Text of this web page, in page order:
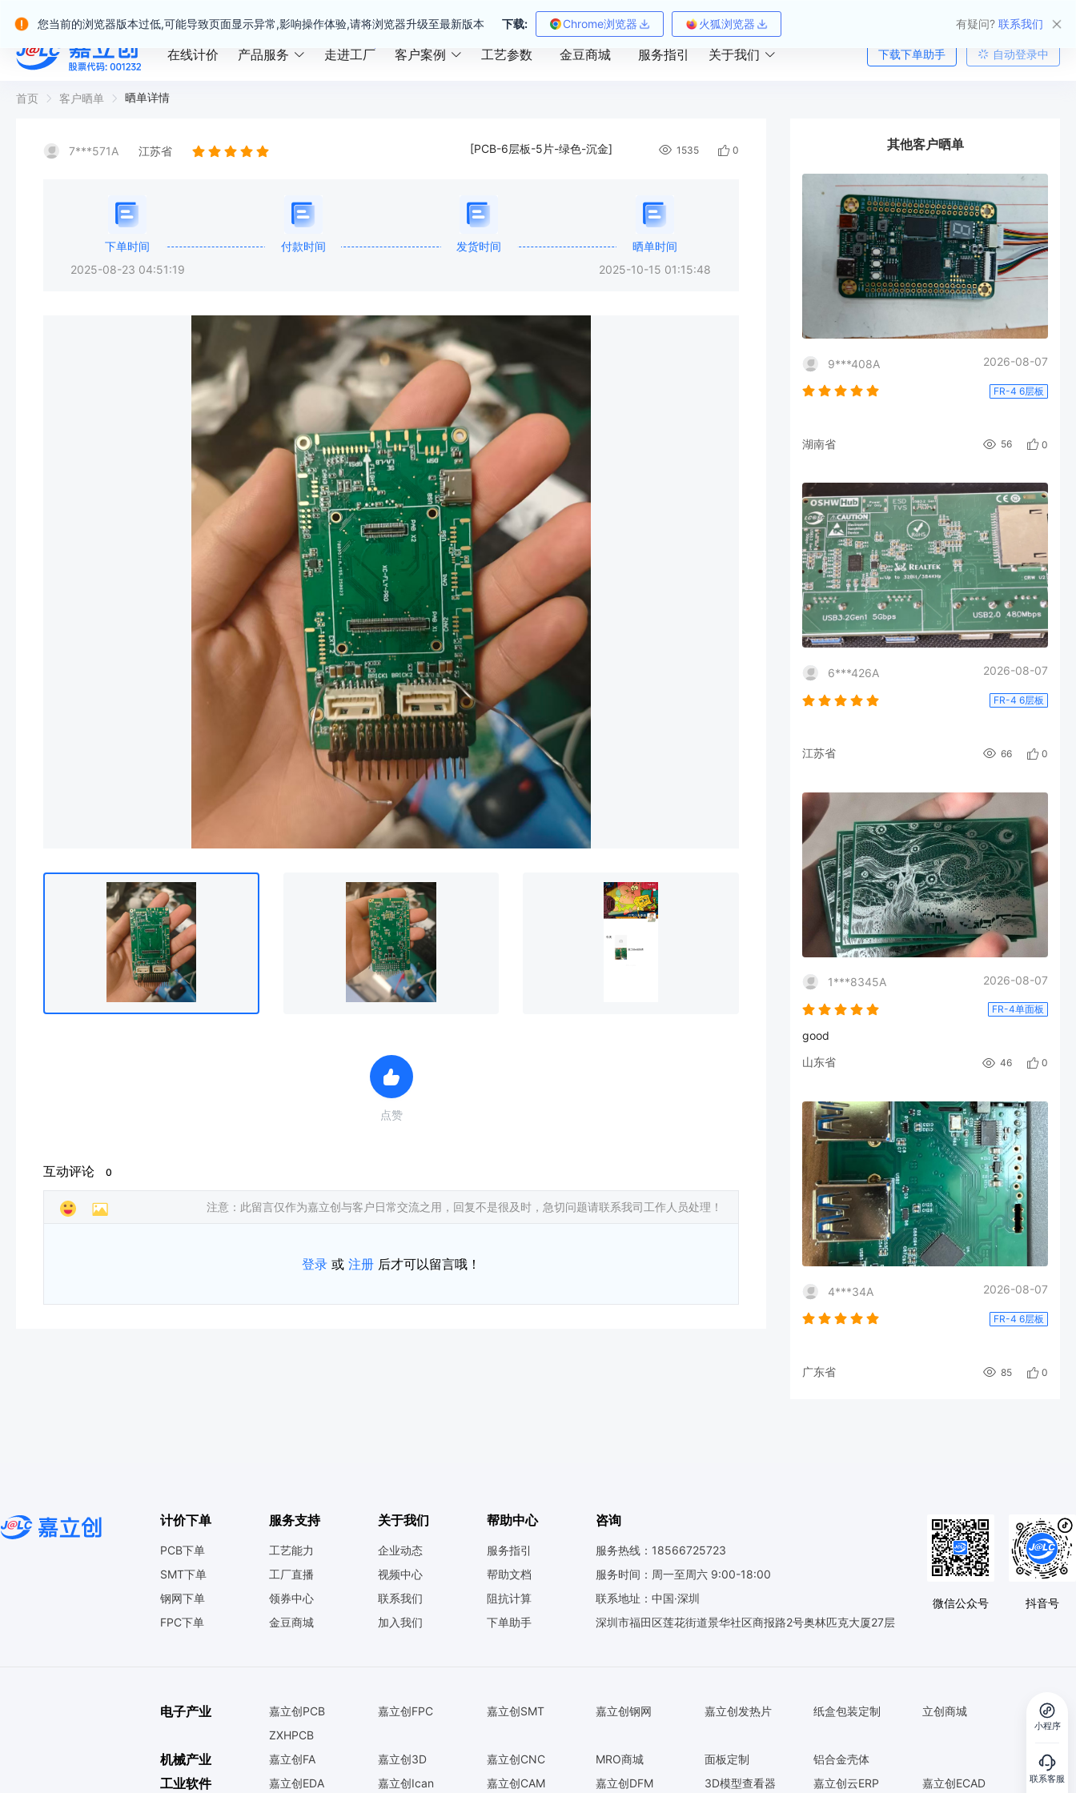
您当前的浏览器版本过低,可能导致页面显示异常,影响操作体验,请将浏览器升级至最新版本 下载: Chrome浏览器 火狐浏览器 有疑问? 联系我们
嘉立创产业服务站群
在线计价 产品服务 走进工厂 客户案例 工艺参数 金豆商城 服务指引 关于我们 下载下单助手 自动登录中
小程序
联系客服
首页 客户晒单 晒单详情
7***571A 江苏省 [PCB-6层板-5片-绿色-沉金] 1535 0
下单时间
2025-08-23 04:51:19
付款时间 发货时间
晒单时间
2025-10-15 01:15:48
点赞
互动评论 0
注意：此留言仅作为嘉立创与客户日常交流之用，回复不是很及时，急切问题请联系我司工作人员处理！
登录 或 注册 后才可以留言哦！
其他客户晒单
9***408A 2026-08-07
FR-4 6层板
湖南省 56 0
6***426A 2026-08-07
FR-4 6层板
江苏省 66 0
1***8345A 2026-08-07
FR-4单面板
good
山东省
46 0
4***34A 2026-08-07
FR-4 6层板
广东省 85 0
计价下单
PCB下单
SMT下单
钢网下单
FPC下单
服务支持
工艺能力
工厂直播
领券中心
金豆商城
关于我们
企业动态
视频中心
联系我们
加入我们
帮助中心
服务指引
帮助文档
阻抗计算
下单助手
咨询
服务热线：18566725723
服务时间：周一至周六 9:00-18:00
联系地址：中国·深圳
深圳市福田区莲花街道景华社区商报路2号奥林匹克大厦27层
微信公众号 抖音号
电子产业 嘉立创PCB 嘉立创FPC 嘉立创SMT 嘉立创钢网 嘉立创发热片 纸盒包装定制
立创商城
ZXHPCB
机械产业 嘉立创FA 嘉立创3D 嘉立创CNC MRO商城 面板定制 铝合金壳体
工业软件 嘉立创EDA 嘉立创Ican 嘉立创CAM 嘉立创DFM 3D模型查看器 嘉立创云ERP 嘉立创ECAD